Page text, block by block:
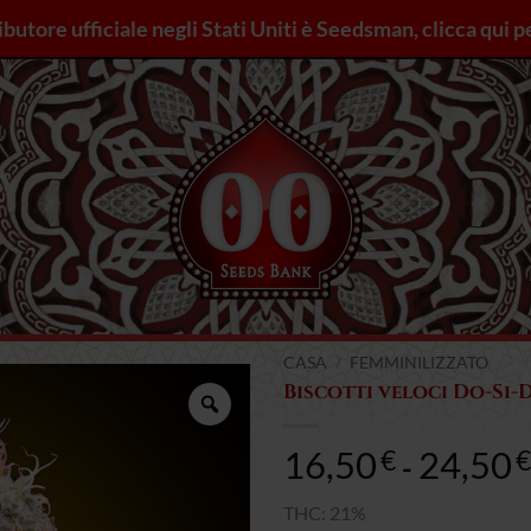
Zoom
CASA / FEMMINILIZZATO
Biscotti veloci Do-Si-
16,50€ - 24,50€
THC: 21%
ufficiale negli Stati Uniti è Seedsman, clicca qui